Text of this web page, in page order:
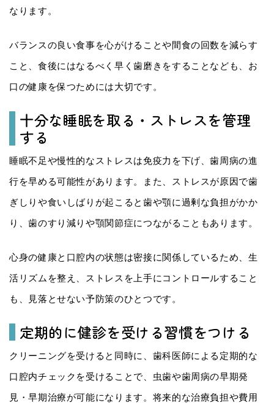
なります。
バランスの良い食事を心がけることや間食の回数を減らす
こと、食後にはなるべく早く歯磨きをすることなども、お
口の健康を保つためには大切です。
十分な睡眠を取る・ストレスを管理
する
睡眠不足や慢性的なストレスは免疫力を下げ、歯周病の進
行を早める可能性があります。また、ストレスが原因で歯
ぎしりや食いしばりが起こると歯や顎に過剰な負担がかか
り、歯のすり減りや顎関節症につながることもあります。
心身の健康と口腔内の状態は密接に関係しているため、生
活リズムを整え、ストレスを上手にコントロールすること
も、見落とせない予防策のひとつです。
定期的に健診を受ける習慣をつける
クリーニングを受けると同時に、歯科医師による定期的な
口腔内チェックを受けることで、虫歯や歯周病の早期発
見・早期治療が可能になります。将来的な治療負担や費用